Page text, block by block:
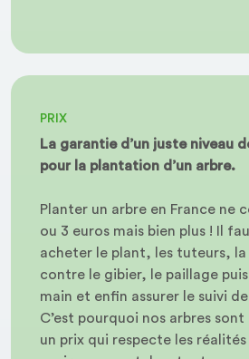
PRIX
La garantie d’un juste niveau
pour la plantation d’un arbre.
Planter un arbre en France ne
ou 3 euros mais bien plus ! Il
acheter le plant, les tuteurs,
contre le gibier, le paillage
main et enfin assurer le suivi
C’est pourquoi nos arbres
un prix qui respecte les